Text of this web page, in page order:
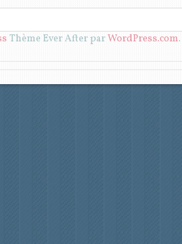
Thème Ever After parWordPress.com.